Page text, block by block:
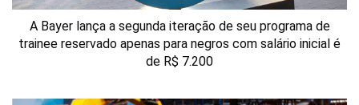
A Bayer lança a segunda iteração de seu programa de
trainee reservado apenas para negros com salário inicial é
de R$ 7.200